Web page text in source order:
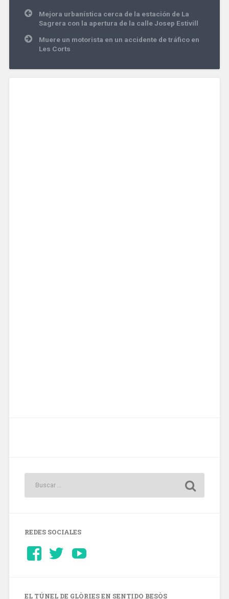
Navegación
entradas
Mejora urbanística cerca de la estación de La
Sagrera con la apertura de la calle Josep Estivill
Muere un motorista en un accidente de tráfico en
Les Corts
REDES SOCIALES
Ver
perfil
Ver
perfil
EL TÚNEL DE GLÒRIES EN SENTIDO BESÒS